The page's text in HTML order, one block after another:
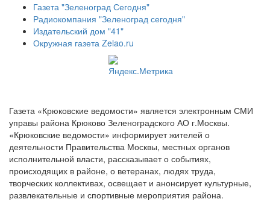
Газета "Зеленоград Сегодня"
Радиокомпания "Зеленоград сегодня"
Издательский дом "41"
Окружная газета Zelao.ru
Газета «Крюковские ведомости» является электронным СМИ
управы района Крюково Зеленоградского АО г.Москвы.
«Крюковские ведомости» информирует жителей о
деятельности Правительства Москвы, местных органов
исполнительной власти, рассказывает о событиях,
происходящих в районе, о ветеранах, людях труда,
творческих коллективах, освещает и анонсирует культурные,
развлекательные и спортивные мероприятия района.